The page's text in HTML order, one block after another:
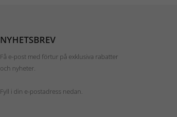
NYHETSBREV
Få e-post med förtur på exklusiva rabatter
och nyheter.
Fyll i din e-postadress nedan.